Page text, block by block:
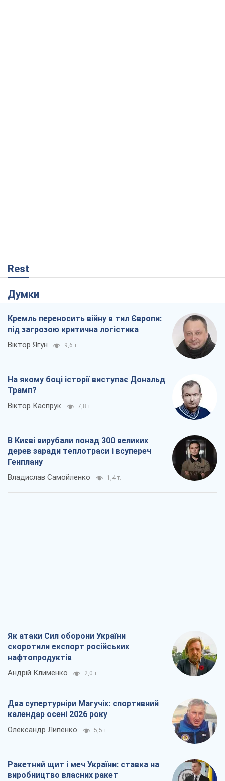
Rest
Думки
Кремль переносить війну в тил Європи:
під загрозою критична логістика
Віктор Ягун 9,6 т.
На якому боці історії виступає Дональд
Трамп?
Віктор Каспрук 7,8 т.
В Києві вирубали понад 300 великих
дерев заради теплотраси і всупереч
Генплану
Владислав Самойленко 1,4 т.
Як атаки Сил оборони України
скоротили експорт російських
нафтопродуктів
Андрій Клименко 2,0 т.
Два супертурніри Магучіх: спортивний
календар осені 2026 року
Олександр Липенко 5,5 т.
Ракетний щит і меч України: ставка на
виробництво власних ракет